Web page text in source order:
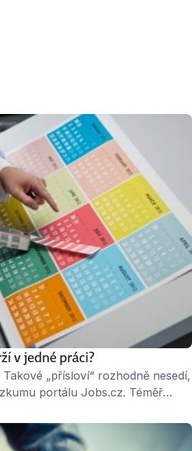
v jedné práci?
„přísloví“ rozhodně nesedí,
portálu Jobs.cz. Téměř
až po 10 letech. Úprk ke
5 let je podle odborníků doba,